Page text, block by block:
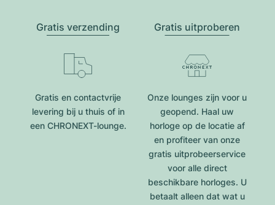
Gratis verzending
Gratis en contactvrije
levering bij u thuis of in
een CHRONEXT-lounge.
Gratis uitproberen
Onze lounges zijn voor u
geopend. Haal uw
horloge op de locatie af
en profiteer van onze
gratis uitprobeerservice
voor alle direct
beschikbare horloges. U
betaalt alleen dat wat u